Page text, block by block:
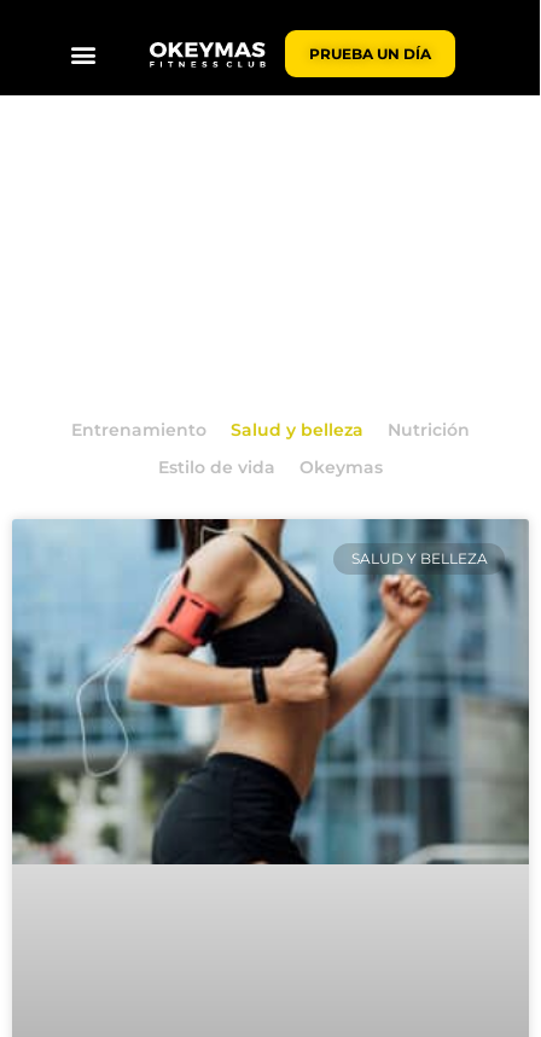
PRUEBA UN DÍA
Entrenamiento Salud y belleza
Nutrición
Estilo de vida
Okeymas
SALUD Y BELLEZA